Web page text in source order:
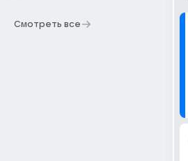
Смотреть все